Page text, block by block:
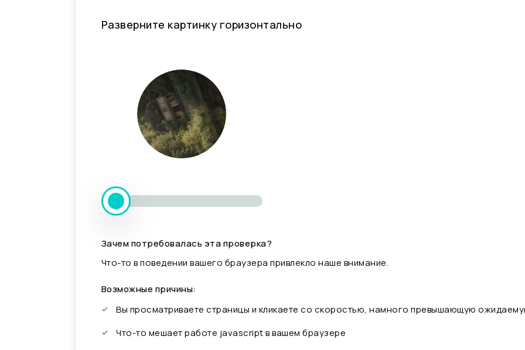
Разверните картинку горизонтально
Зачем потребовалась эта проверка?
Что-то в поведении вашего браузера привлекло наше внимание.
Возможные причины:
Вы просматриваете страницы и кликаете со скоростью, намного превышающую
Что-то мешает работе javascript в вашем браузере